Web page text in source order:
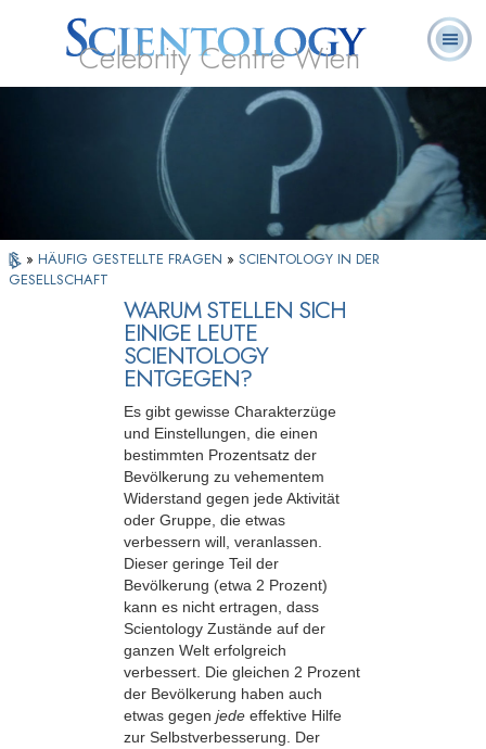
Celebrity Centre Wien
Scientology?
Ehrenamtliche
Geistliche
Häufig gestellte
Fragen
» HÄUFIG GESTELLTE FRAGEN » SCIENTOLOGY IN DER
GESELLSCHAFT
WARUM STELLEN SICH
EINIGE LEUTE
SCIENTOLOGY
ENTGEGEN?
Es gibt gewisse Charakterzüge
und Einstellungen, die einen
bestimmten Prozentsatz der
Bevölkerung zu vehementem
Widerstand gegen jede Aktivität
oder Gruppe, die etwas
verbessern will, veranlassen.
Dieser geringe Teil der
Bevölkerung (etwa 2 Prozent)
kann es nicht ertragen, dass
Scientology Zustände auf der
ganzen Welt erfolgreich
verbessert. Die gleichen 2 Prozent
der Bevölkerung haben auch
etwas gegen jede effektive Hilfe
zur Selbstverbesserung. Der